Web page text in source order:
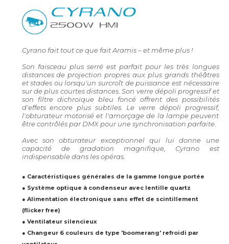
CYRANO
2500W HMI
Cyrano fait tout ce que fait Aramis – et même plus !
Son faisceau plus serré est parfait pour les très longues
distances de projection propres aux plus grands théâtres
et stades ou lorsqu'un surcroît de puissance est nécessaire
sur de plus courtes distances. Son verre dépoli progressif et
son filtre dichroïque bleu foncé offrent des possibilités
d'effets encore plus subtiles. Le verre dépoli progressif,
l'obturateur motorisé et l'amorçage de la lampe peuvent
être contrôlés par DMX pour une synchronisation parfaite.
Avec son obturateur exceptionnel qui lui donne une
capacité de gradation magnifique, Cyrano est
indispensable dans les opéras.
● Caractéristiques générales de la gamme longue portée
● Système optique à condenseur avec lentille quartz
● Alimentation électronique sans effet de scintillement
(flicker free)
● Ventilateur silencieux
● Changeur 6 couleurs de type 'boomerang' refroidi par